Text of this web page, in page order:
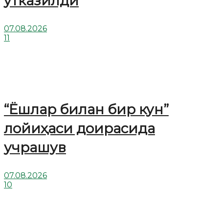
07.08.2026
11
“Ёшлар билан бир кун”
лойиҳаси доирасида
учрашув
07.08.2026
10